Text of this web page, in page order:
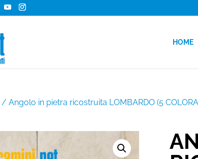
HOME
/ Angolo in pietra ricostruita LOMBARDO (5